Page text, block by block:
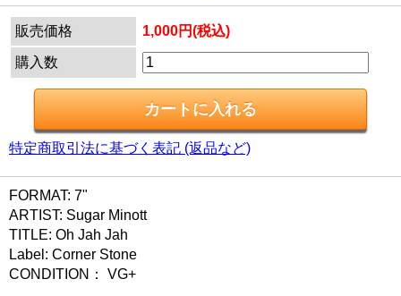
販売価格 1,000円(税込)
購入数
特定商取引法に基づく表記 (返品など)
FORMAT: 7"
ARTIST: Sugar Minott
TITLE: Oh Jah Jah
Label: Corner Stone
CONDITION： VG+